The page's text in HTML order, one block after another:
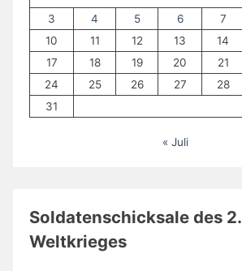
3
4 5 6 7
10
11 12 13 14
17
18 19 20 21
24
25 26 27 28
31
« Juli
Soldatenschicksale des 2.
Weltkrieges